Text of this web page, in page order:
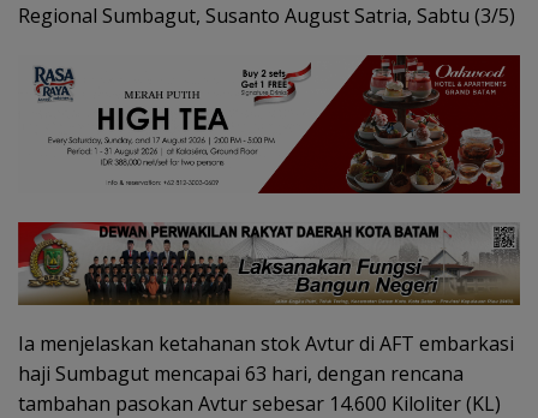
Regional Sumbagut, Susanto August Satria, Sabtu (3/5)
Ia menjelaskan ketahanan stok Avtur di AFT embarkasi
haji Sumbagut mencapai 63 hari, dengan rencana
tambahan pasokan Avtur sebesar 14.600 Kiloliter (KL)